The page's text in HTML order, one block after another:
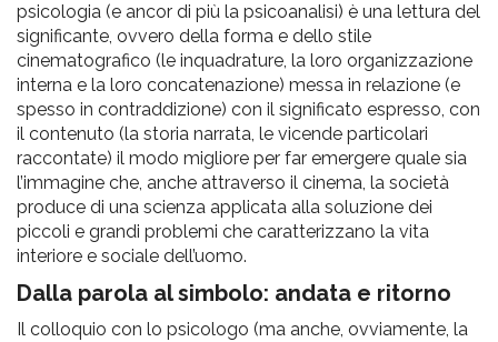
psicologia (e ancor di più la psicoanalisi) è una lettura del
significante, ovvero della forma e dello stile
cinematografico (le inquadrature, la loro organizzazione
interna e la loro concatenazione) messa in relazione (e
spesso in contraddizione) con il significato espresso, con
il contenuto (la storia narrata, le vicende particolari
raccontate) il modo migliore per far emergere quale sia
l’immagine che, anche attraverso il cinema, la società
produce di una scienza applicata alla soluzione dei
piccoli e grandi problemi che caratterizzano la vita
interiore e sociale dell’uomo.
Dalla parola al simbolo: andata e ritorno
Il colloquio con lo psicologo (ma anche, ovviamente, la